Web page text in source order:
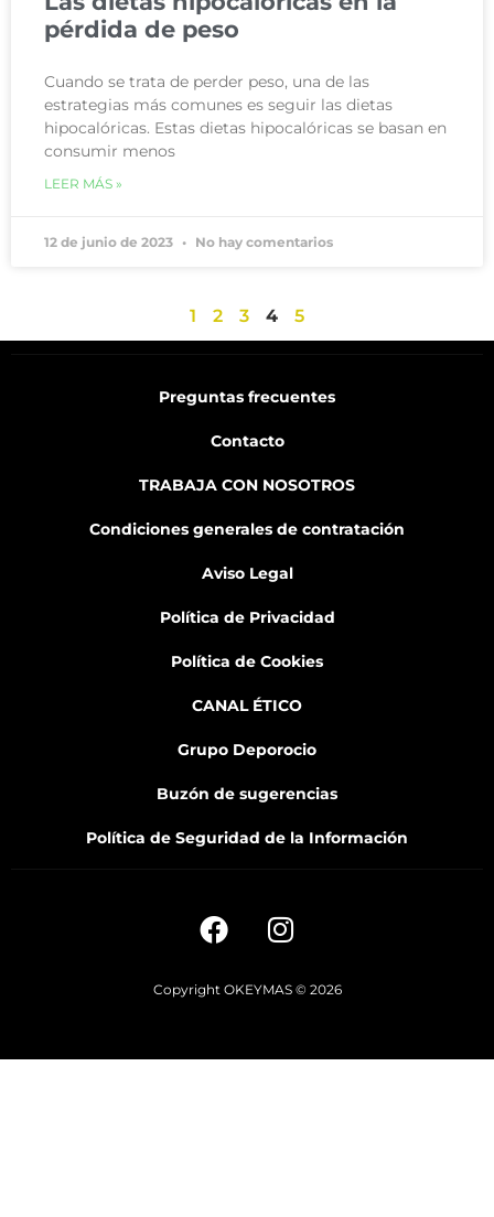
pérdida de peso
Cuando se trata de perder peso, una de las
estrategias más comunes es seguir las dietas
hipocalóricas. Estas dietas hipocalóricas se basan en
consumir menos
LEER MÁS »
12 de junio de 2023 No hay comentarios
1 2 3 4 5
Preguntas frecuentes
Contacto
TRABAJA CON NOSOTROS
Condiciones generales de contratación
Aviso Legal
Política de Privacidad
Política de Cookies
CANAL ÉTICO
Grupo Deporocio
Buzón de sugerencias
Política de Seguridad de la Información
Copyright OKEYMAS © 2026